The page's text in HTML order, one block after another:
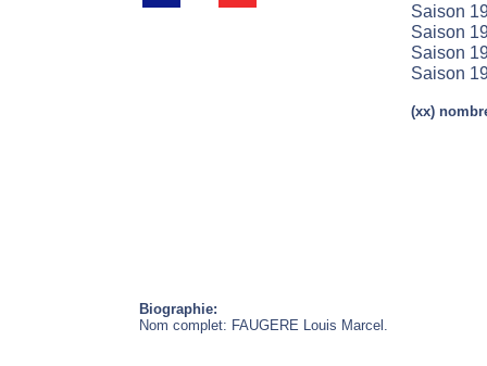
Saison
Saison
Saison
Saison
(xx)
Biographie:
Nom complet: FAUGERE Louis Marcel.